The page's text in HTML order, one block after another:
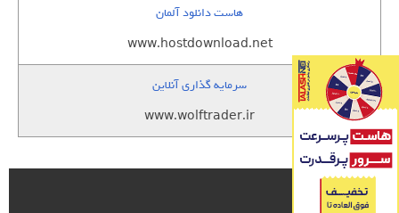
هاست دانلود آلمان
www.hostdownload.net
سرمایه گذاری آنلاین
www.wolftrader.ir